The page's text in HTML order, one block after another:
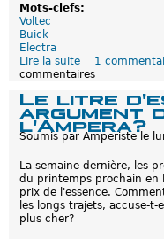
t
u
l
'
i
n
t
a
n
t
Mots-clefs:
Voltec
Buick
Electra
Lire la suite
e
n
q
u
a
r
i
è
m
1
commentaires
Le litre
argument
l'Ampera?
Soumis par Amperistele
La semaine dernière, les
du printemps prochain en
prix de l'essence.
les longs trajets, accuse-
plus cher?